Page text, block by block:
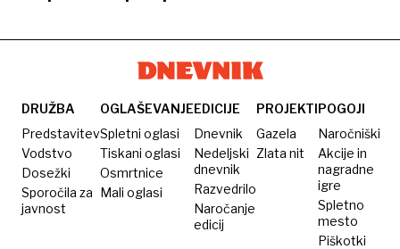
proti
vesoljskomilijonov
evrov
vredno
pogodbo
za
sistem
Copernicus
DRUŽBA
Predstavitev
Vodstvo
Dosežki
Sporočila za
javnost
OGLAŠEVANJE
Spletni oglasi
Tiskani oglasi
Osmrtnice
Mali oglasi
EDICIJE
Dnevnik
Nedeljski
dnevnik
Razvedrilo
Naročanje
edicij
PROJEKTI
Gazela
Zlata nit
POGOJI
Naročniški
Akcije in
nagradne
igre
Spletno
mesto
Piškotki